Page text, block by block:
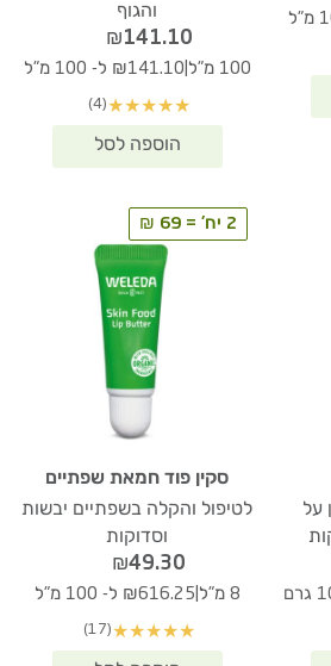
והגוף
₪141.10
100 מ"ל ₪141.10 ל- 100 מ"ל
★
★
★
★
★
(4)
על
2 יח' = 69 ₪
סקין פוד חמאת שפתיים
לטיפול והקלה בשפתיים יבשות
וסדוקות
₪49.30
8 מ"ל ₪616.25 ל- 100 מ"ל
★
★
★
★
★
(17)